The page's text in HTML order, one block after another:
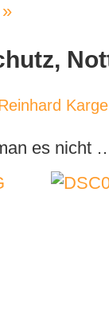
es nicht